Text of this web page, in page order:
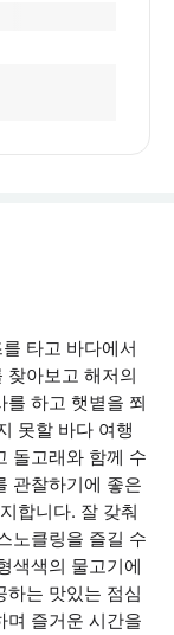
타고 바다에서
찾아보고 해저의
하고 햇볕을 쬐
못할 바다 여행
돌고래와 함께 수
관찰하기에 좋은
합니다. 잘 갖춰
노클링을 즐길 수
색색의 물고기에
하는 맛있는 점심
며 즐거운 시간을